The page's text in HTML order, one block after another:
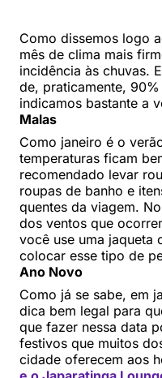
Como dissemos logo
mês de clima mais
incidência às chuvas.
de, praticamente,
indicamos bastante a
Malas
Como janeiro é o
temperaturas ficam
recomendado levar
roupas de banho e
quentes da viagem.
dos ventos que
você use uma jaqueta
colocar esse tipo de
Ano Novo
Como já se sabe, em
dica bem legal para
que fazer nessa data
festivos que muitos
cidade oferecem aos